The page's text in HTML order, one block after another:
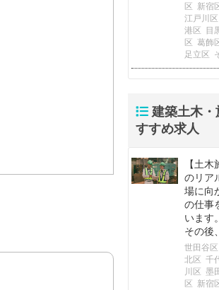
区 新宿
江戸川区
港区
目
区 葛飾
足立区
建築土木
すすめ求人
【土
のリア
場に向
の仕事
います
その後
世田谷区
北区 千
川区
墨
区
新宿